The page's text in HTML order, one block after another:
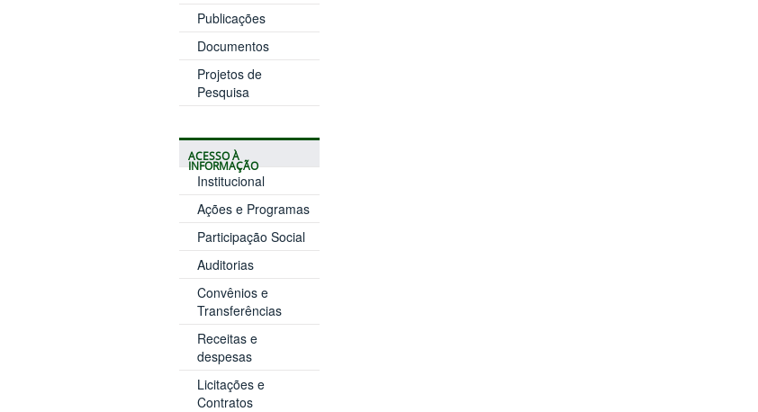
Publicações
Documentos
Projetos de
Pesquisa
ACESSO À
INFORMAÇÃO
Institucional
Ações e Programas
Participação Social
Auditorias
Convênios e
Transferências
Receitas e
despesas
Licitações e
Contratos